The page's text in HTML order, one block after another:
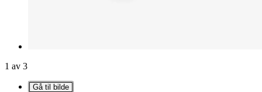
1 av 3
Gå til bilde